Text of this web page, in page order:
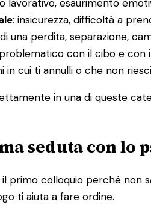
lavorativo, esaurimento
: insicurezza, difficoltà a
una perdita, separazione,
con il cibo e con
in cui ti annulli o che non
in una di queste
seduta con lo
primo colloquio perché non
ti aiuta a fare ordine.